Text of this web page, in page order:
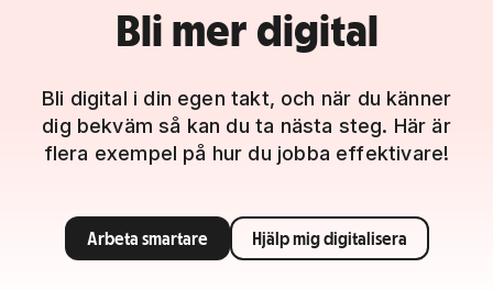
Bli mer digital
Bli digital i din egen takt, och när du känner
dig bekväm så kan du ta nästa steg. Här är
flera exempel på hur du jobba effektivare!
Arbeta smartare Hjälp mig digitalisera